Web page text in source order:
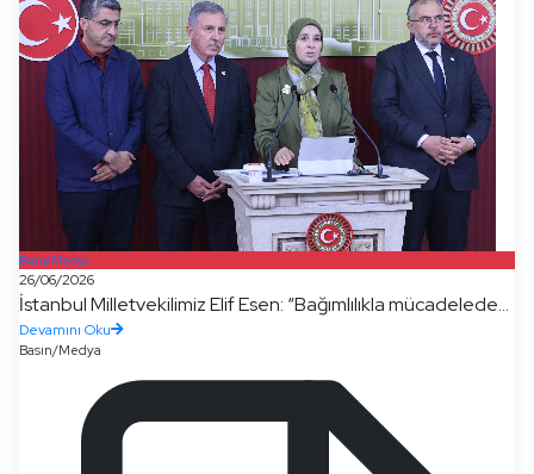
Basın/Medya
26/06/2026
İstanbul Milletvekilimiz Elif Esen: “Bağımlılıkla mücadelede...
Devamını Oku
Basın/Medya